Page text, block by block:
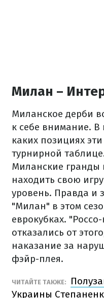
Милан –
Миланское дерби
к себе внимание. В
каких позициях
турнирной
Миланские гранды
находить свою
уровень. Правда и
"Милан" в этом
еврокубках.
отказались от
наказание за
фэйр-плея.
ЧИТАЙТЕ ТАКЖЕ:
Украины